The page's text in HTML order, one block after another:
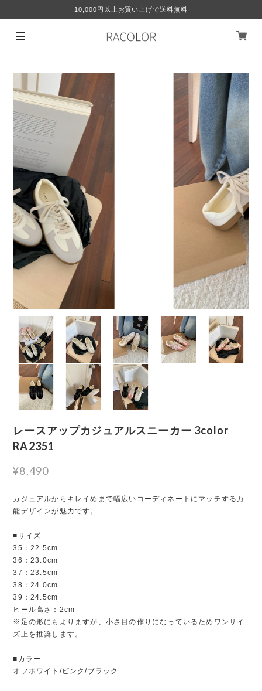
10,000円以上お買い上げで送料無料
レースアップカジュアルスニーカー 3color
RA2351
¥8,490
カジュアルからキレイめまで幅広いコーディネートにマッチする万
能デザインが魅力です。
■サイズ
35：22.5cm
36：23.0cm
37：23.5cm
38：24.0cm
39：24.5cm
ヒール高さ：2cm
※足の形にもよりますが、小さ目の作りになっているためワンサイ
ズ上を推奨します。
■カラー
オフホワイト/ピンク/ブラック